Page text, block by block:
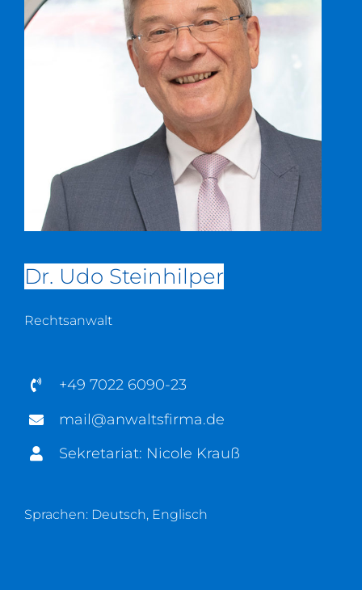
Dr. Udo Steinhilper
Rechtsanwalt
+49 7022 6090-23
mail@anwaltsfirma.de
Sekretariat: Nicole Krauß
Sprachen: Deutsch, Englisch